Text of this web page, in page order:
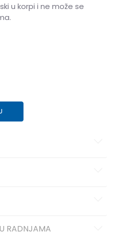
u korpi i ne može se
RADNJAMA